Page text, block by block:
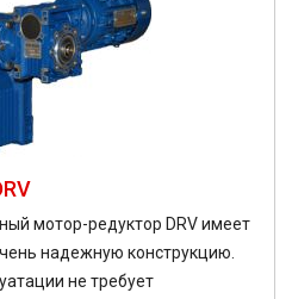
мотор-редуктор DRV имеет
надежную конструкцию.
не требует